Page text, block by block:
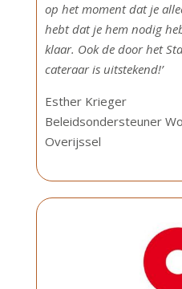
op het moment dat je
hebt dat je hem nodig
klaar. Ook de door het
cateraar is uitstekend!’
Esther Krieger
Beleidsondersteuner
Overijssel